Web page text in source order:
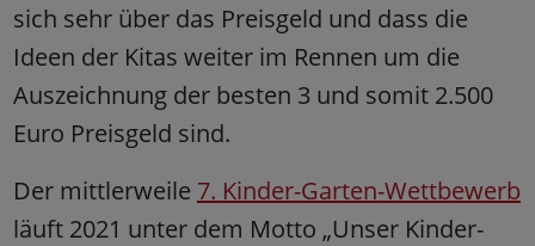
sich sehr über das Preisgeld und dass die
Ideen der Kitas weiter im Rennen um die
Auszeichnung der besten 3 und somit 2.500
Euro Preisgeld sind.
Der mittlerweile 7. Kinder-Garten-Wettbewerb
läuft 2021 unter dem Motto „Unser Kinder-